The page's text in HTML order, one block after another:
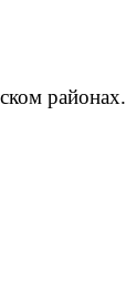
районах.